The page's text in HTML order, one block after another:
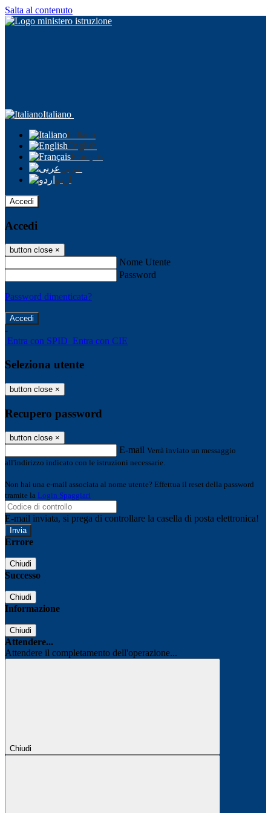
Salta al contenuto
Italiano
Italiano
English
Français
عربى
اردو
Accedi
Accedi
button close ×
Nome Utente
Password
Password dimenticata?
-
Entra con SPID Entra con CIE
Seleziona utente
button close ×
Recupero password
button close ×
E-mail Verrà inviato un messaggio
all'indirizzo indicato con le istruzioni necessarie.
Non hai una e-mail associata al nome utente? Effettua il reset della password
tramite la Login Spaggiari
E-mail inviata, si prega di controllare la casella di posta elettronica!
Errore
Chiudi
Successo
Chiudi
Informazione
Chiudi
Attendere...
Attendere il completamento dell'operazione...
Chiudi